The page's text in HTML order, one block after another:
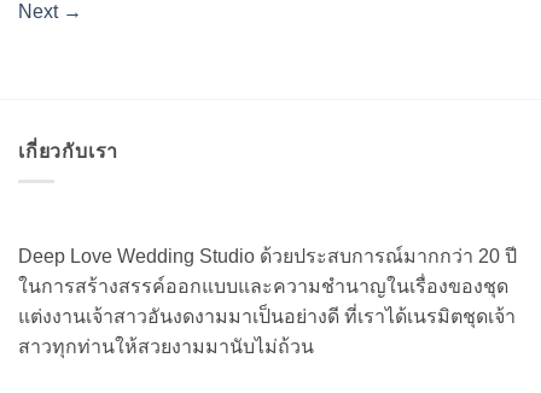
Next →
เกี่ยวกับเรา
Deep Love Wedding Studio ด้วยประสบการณ์มากกว่า 20 ปี
ในการสร้างสรรค์ออกแบบและความชำนาญในเรื่องของชุด
แต่งงานเจ้าสาวอันงดงามมาเป็นอย่างดี ที่เราได้เนรมิตชุดเจ้า
สาวทุกท่านให้สวยงามมานับไม่ถ้วน